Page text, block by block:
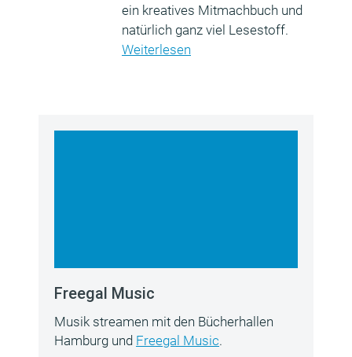
ein kreatives Mitmachbuch und
natürlich ganz viel Lesestoff.
Weiterlesen
Freegal Music
Musik streamen mit den Bücherhallen
Hamburg und Freegal Music.